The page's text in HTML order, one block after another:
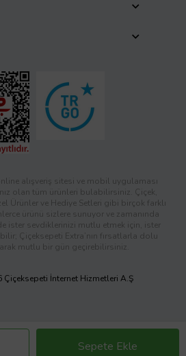
Sepete Ekle
alışveriş sitesi ve mobil uygulaması
olan tüm ürünleri bulabilirsiniz. Çiçek,
Ürünler ve Hediye Setleri gibi birçok farklı
ürünü sizlere sunuyor ve zamanında
ister sevdiklerinizi mutlu etmek için, ister
Çiçeksepeti Extra’nın fırsatlarla dolu
mutlu bir gün geçirebilirsiniz.
İnternet Hizmetleri A.Ş